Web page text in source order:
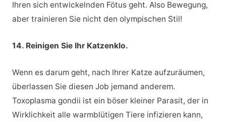
Ihren sich entwickelnden Fötus geht. Also Bewegung,
aber trainieren Sie nicht den olympischen Stil!
14. Reinigen Sie Ihr Katzenklo.
Wenn es darum geht, nach Ihrer Katze aufzuräumen,
überlassen Sie diesen Job jemand anderem.
Toxoplasma gondii ist ein böser kleiner Parasit, der in
Wirklichkeit alle warmblütigen Tiere infizieren kann,